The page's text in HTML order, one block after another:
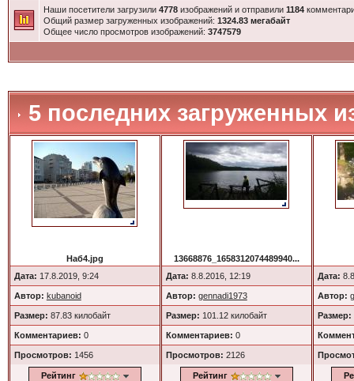
Наши посетители загрузили 4778изображений и отправили 1184
Общий размер загруженных изображений: 1324.83 мегабайт
Общее число просмотров изображений: 3747579
5 последних загруженных
Наб4.jpg
Дата: 17.8.2019, 9:24
Автор: kubanoid
Размер: 87.83 килобайт
Комментариев: 0
Просмотров: 1456
Рейтинг
13668876_1658312074489940...
Дата: 8.8.2016, 12:19
Автор: gennadi1973
Размер: 101.12 килобайт
Комментариев: 0
Просмотров: 2126
Рейтинг
Дата:
Автор:
Размер: